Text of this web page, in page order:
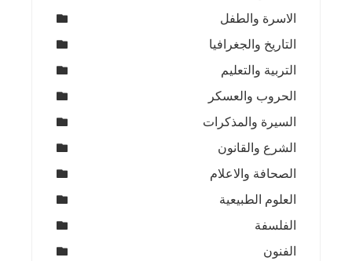
الاسرة والطفل
التاريخ والجغرافيا
التربية والتعليم
الحروب والعسكر
السيرة والمذكرات
الشرع والقانون
الصحافة والاعلام
العلوم الطبيعية
الفلسفة
الفنون